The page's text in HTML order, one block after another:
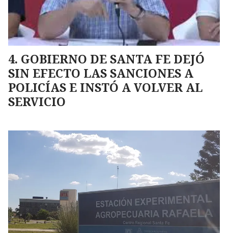
GOBIERNO DE SANTA FE DEJÓ
SIN EFECTO LAS SANCIONES A
POLICÍAS E INSTÓ A VOLVER AL
SERVICIO